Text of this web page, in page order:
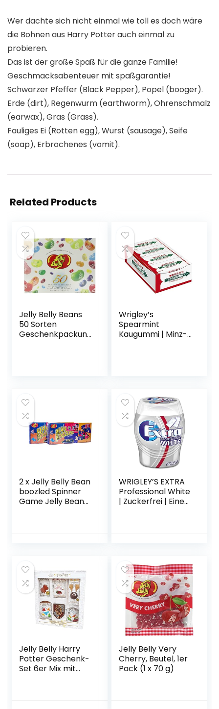
Wer dachte sich nicht einmal wie toll es doch wäre
die Bohnen aus Harry Potter auch einmal zu
probieren.
Das ist der große Spaß für die ganze Familie!
Geschmacksabenteuer mit spaßgarantie!
Schwarzer Pfeffer (Black Pepper), Popel (booger).
Erde (dirt), Regenwurm (earthworm), Ohrenschmalz
(earwax), Gras (Grass).
Fauliges Ei (Rotten egg), Wurst (sausage), Seife
(soap), Erbrochenes (vomit).
Related Products
Jelly Belly Beans
50 Sorten
Geschenkpackung
Wrigley’s
Spearmint
Kaugummi | Minz-
2 x Jelly Belly Bean
boozled Spinner
Game Jelly Bean
WRIGLEY’S EXTRA
Professional White
| Zuckerfrei | Eine
Jelly Belly Harry
Potter Geschenk-
Set 6er Mix mit
Jelly Belly Very
Cherry, Beutel, 1er
Pack (1 x 70 g)